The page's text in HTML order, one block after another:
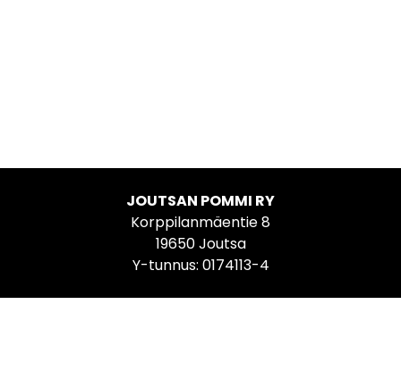
JOUTSAN POMMI RY
Korppilanmäentie 8
19650 Joutsa
Y-tunnus: 0174113-4